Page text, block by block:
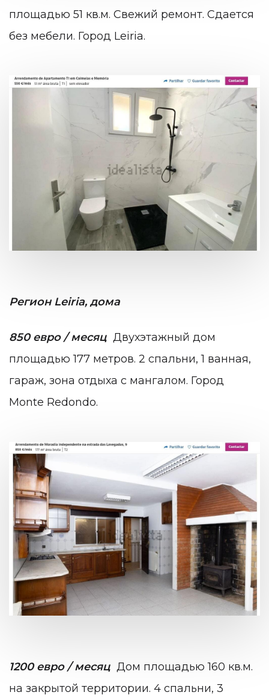
площадью 51 кв.м. Свежий ремонт. Сдается
без мебели. Город Leiria.
Регион Leiria, дома
850 евро / месяц Двухэтажный дом
площадью 177 метров. 2 спальни, 1 ванная,
гараж, зона отдыха с мангалом. Город
Monte Redondo.
1200 евро / месяц Дом площадью 160 кв.м.
на закрытой территории. 4 спальни, 3